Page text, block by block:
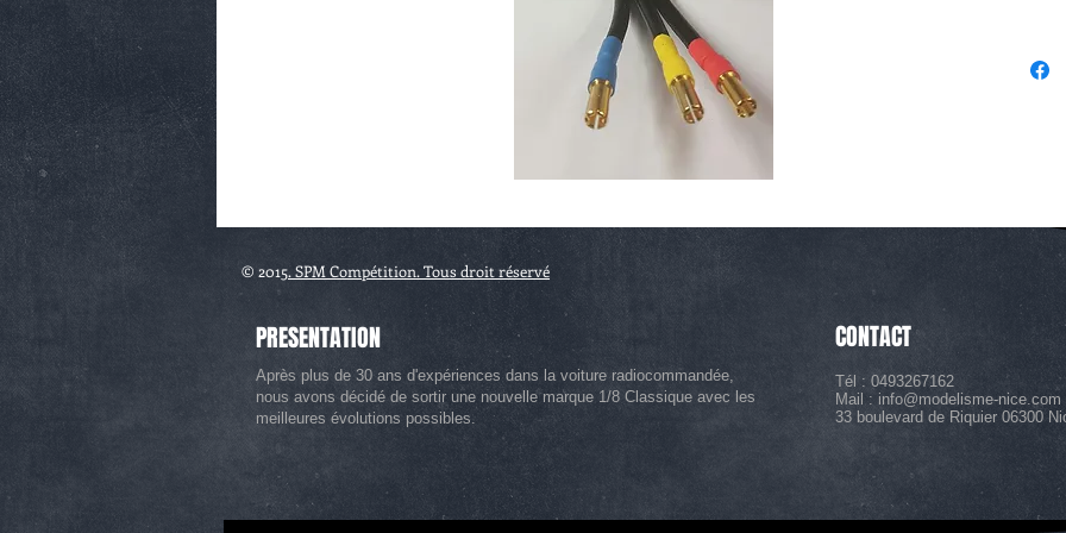
© 2015. SPM Compétition. Tous droit réservé
PRESENTATION
Après plus de 30 ans d'expériences dans la voiture radiocommandée,
nous avons décidé de sortir une nouvelle marque 1/8 Classique avec les
meilleures évolutions possibles.
CONTACT
Tél : 0493267162
Mail : info@modelisme-nice.com
33 boulevard de Riquier 06300